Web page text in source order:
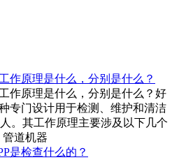
原理是什么，分别是什么？
理是什么，分别是什么？好
门设计用于检测、维护和清洁
。其工作原理主要涉及以下几个
：管道机器
检查什么的？